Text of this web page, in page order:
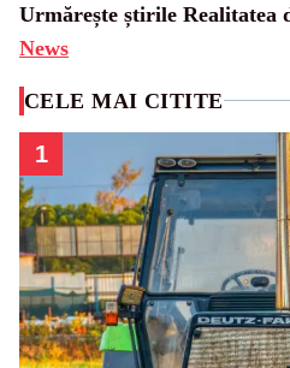
Urmărește știrile Realitatea
News
CELE MAI CITITE
1